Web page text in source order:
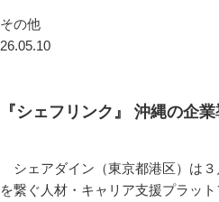
その他
26.05.10
『シェフリンク』 沖縄の企
シェアダイン（東京都港区）は
を繋ぐ人材・キャリア支援プラッ